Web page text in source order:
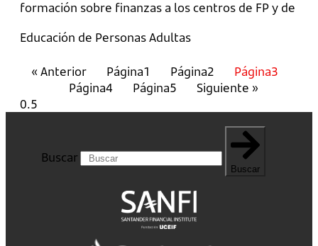
formación sobre finanzas a los centros de FP y de
Educación de Personas Adultas
« Anterior Página1 Página2 Página3
Página4 Página5 Siguiente »
Buscar
Buscar